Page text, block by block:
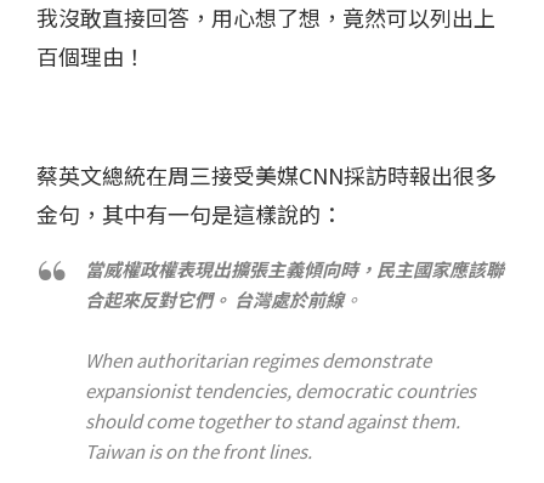
我沒敢直接回答，用心想了想，竟然可以列出上
百個理由！
蔡英文總統在周三接受美媒CNN採訪時報出很多
金句，其中有一句是這樣說的：
當威權政權表現出擴張主義傾向時，民主國家應該聯
合起來反對它們。 台灣處於前線。
When authoritarian regimes demonstrate
expansionist tendencies, democratic countries
should come together to stand against them.
Taiwan is on the front lines.